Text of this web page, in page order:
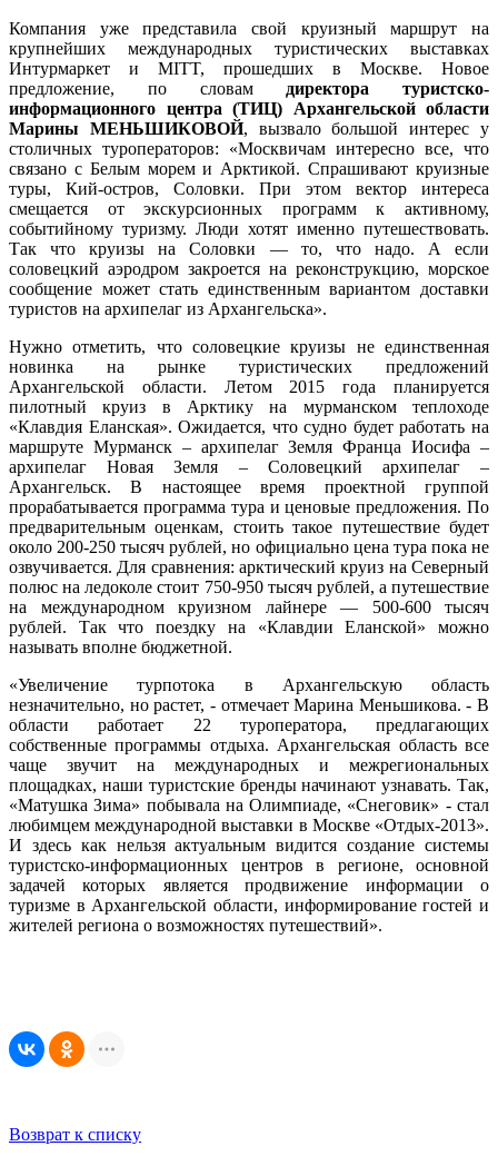
Компания уже представила свой круизный маршрут на
крупнейших международных туристических выставках
Интурмаркет и MITT, прошедших в Москве. Новое
предложение, по словам директора туристско-
информационного центра (ТИЦ) Архангельской области
Марины МЕНЬШИКОВОЙ, вызвало большой интерес у
столичных туроператоров: «Москвичам интересно все, что
связано с Белым морем и Арктикой. Спрашивают круизные
туры, Кий-остров, Соловки. При этом вектор интереса
смещается от экскурсионных программ к активному,
событийному туризму. Люди хотят именно путешествовать.
Так что круизы на Соловки — то, что надо. А если
соловецкий аэродром закроется на реконструкцию, морское
сообщение может стать единственным вариантом доставки
туристов на архипелаг из Архангельска».
Нужно отметить, что соловецкие круизы не единственная
новинка на рынке туристических предложений
Архангельской области. Летом 2015 года планируется
пилотный круиз в Арктику на мурманском теплоходе
«Клавдия Еланская». Ожидается, что судно будет работать на
маршруте Мурманск – архипелаг Земля Франца Иосифа –
архипелаг Новая Земля – Соловецкий архипелаг –
Архангельск. В настоящее время проектной группой
прорабатывается программа тура и ценовые предложения. По
предварительным оценкам, стоить такое путешествие будет
около 200-250 тысяч рублей, но официально цена тура пока не
озвучивается. Для сравнения: арктический круиз на Северный
полюс на ледоколе стоит 750-950 тысяч рублей, а путешествие
на международном круизном лайнере — 500-600 тысяч
рублей. Так что поездку на «Клавдии Еланской» можно
называть вполне бюджетной.
«Увеличение турпотока в Архангельскую область
незначительно, но растет, - отмечает Марина Меньшикова. - В
области работает 22 туроператора, предлагающих
собственные программы отдыха. Архангельская область все
чаще звучит на международных и межрегиональных
площадках, наши туристские бренды начинают узнавать. Так,
«Матушка Зима» побывала на Олимпиаде, «Снеговик» - стал
любимцем международной выставки в Москве «Отдых-2013».
И здесь как нельзя актуальным видится создание системы
туристско-информационных центров в регионе, основной
задачей которых является продвижение информации о
туризме в Архангельской области, информирование гостей и
жителей региона о возможностях путешествий».
Возврат к списку